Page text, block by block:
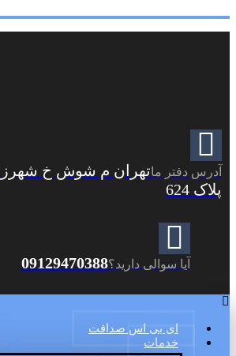
آدرس دفتر ماتهران م شوش خ
پلاک 624
آیا سوالی دارید؟09129470388
ای بی اس صداقت
خدمات